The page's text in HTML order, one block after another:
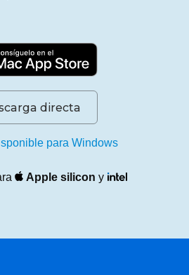
directa
para Windows
Apple silicon y